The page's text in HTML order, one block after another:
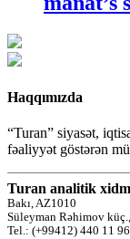
Haqqımızda
“Turan” siyasət,
fəaliyyət göstərən
Turan analitik
Bakı, AZ1010
Süleyman Rəhimov
Tel.: (+99412) 440 11 96